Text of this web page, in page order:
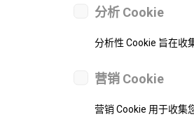
每个网络研讨会都有一个“立即注册”
在表单上填写您的姓名、电子邮
提交后，您将收到一封带有日历邀
提示：所有网络研讨会均在线举办，
分析 Cookie
分析性 Cookie 旨在收
营销 Cookie
营销 Cookie 用于收集